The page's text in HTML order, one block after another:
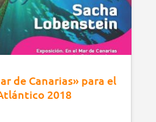
de Canarias» para el
2018